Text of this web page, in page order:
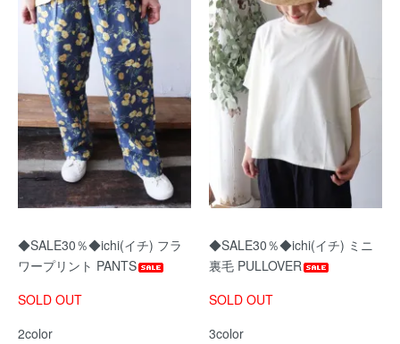
◆SALE30％◆ichi(イチ) フラ
ワープリント PANTS
SOLD OUT
2color
◆SALE30％◆ichi(イチ) ミニ
裏毛 PULLOVER
SOLD OUT
3color